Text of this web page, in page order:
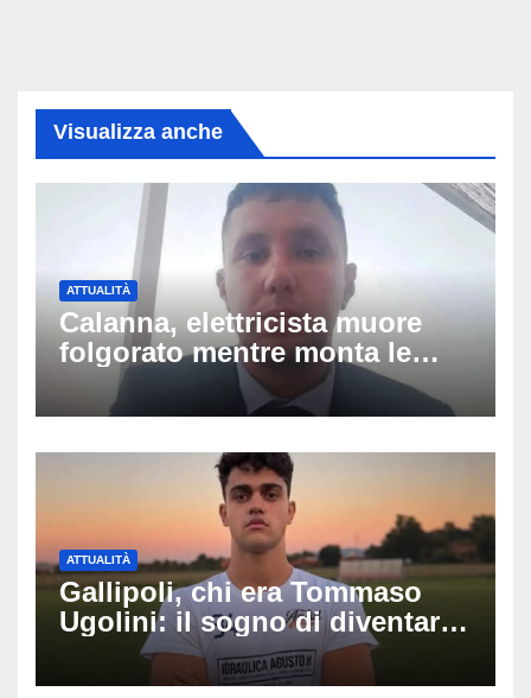
Visualizza anche
ATTUALITÀ
Calanna, elettricista muore
folgorato mentre monta le
luminarie della festa: chi era
Fabio Calabrò e cosa è
ATTUALITÀ
Gallipoli, chi era Tommaso
Ugolini: il sogno di diventare
medico e la fascia da
capitano, il dolore di Bologna